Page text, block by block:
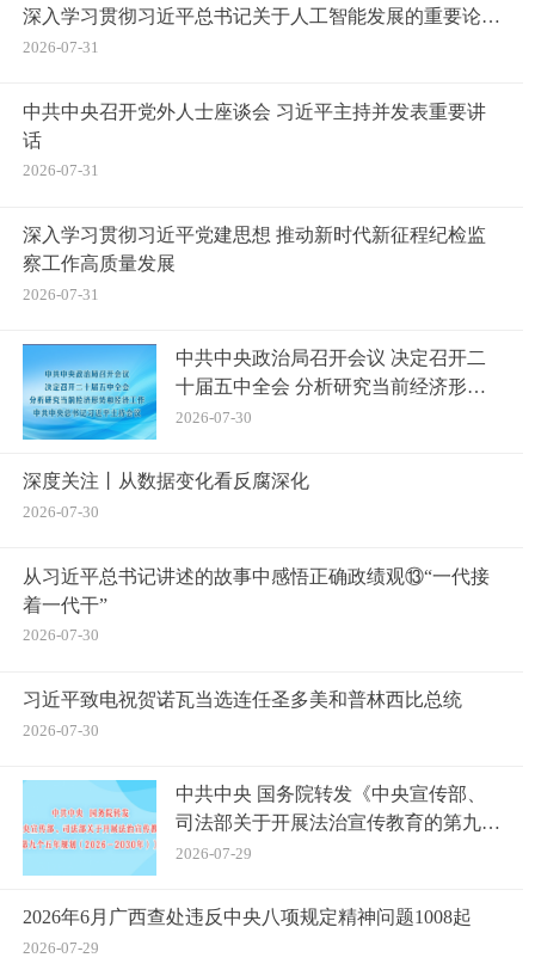
深入学习贯彻习近平总书记关于人工智能发展的重要论述
打造人工智能集成高地应用高地创新高地 韦韬出席并讲
2026-07-31
中共中央召开党外人士座谈会 习近平主持并发表重要讲
话
2026-07-31
深入学习贯彻习近平党建思想 推动新时代新征程纪检监
察工作高质量发展
2026-07-31
中共中央政治局召开会议 决定召开二
十届五中全会 分析研究当前经济形势
和经济工作 中共中央总书记习近平主
2026-07-30
深度关注丨从数据变化看反腐深化
2026-07-30
从习近平总书记讲述的故事中感悟正确政绩观⑬“一代接
着一代干”
2026-07-30
习近平致电祝贺诺瓦当选连任圣多美和普林西比总统
2026-07-30
中共中央 国务院转发《中央宣传部、
司法部关于开展法治宣传教育的第九个
五年规划（2026－2030年）》
2026-07-29
2026年6月广西查处违反中央八项规定精神问题1008起
2026-07-29